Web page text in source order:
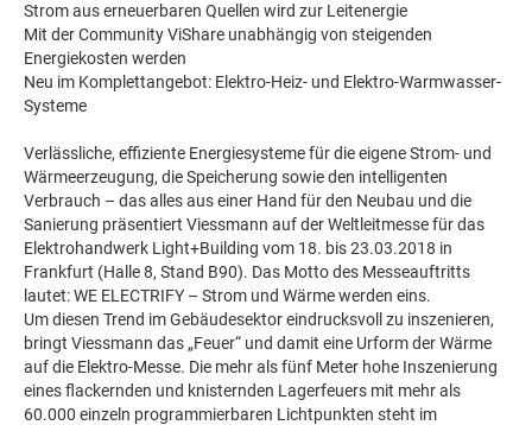
Strom aus erneuerbaren Quellen wird zur Leitenergie
Mit der Community ViShare unabhängig von steigenden
Energiekosten werden
Neu im Komplettangebot: Elektro-Heiz- und Elektro-Warmwasser-
Systeme
Verlässliche, effiziente Energiesysteme für die eigene Strom- und
Wärmeerzeugung, die Speicherung sowie den intelligenten
Verbrauch – das alles aus einer Hand für den Neubau und die
Sanierung präsentiert Viessmann auf der Weltleitmesse für das
Elektrohandwerk Light+Building vom 18. bis 23.03.2018 in
Frankfurt (Halle 8, Stand B90). Das Motto des Messeauftritts
lautet: WE ELECTRIFY – Strom und Wärme werden eins.
Um diesen Trend im Gebäudesektor eindrucksvoll zu inszenieren,
bringt Viessmann das „Feuer“ und damit eine Urform der Wärme
auf die Elektro-Messe. Die mehr als fünf Meter hohe Inszenierung
eines flackernden und knisternden Lagerfeuers mit mehr als
60.000 einzeln programmierbaren Lichtpunkten steht im